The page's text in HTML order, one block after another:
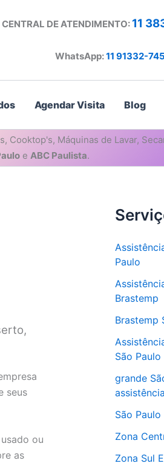
CENTRAL DE ATENDIMENTO: 11
WhatsApp:11 91332-
Agendar Visita Blog
Cooktop's, Máquinas de Lavar,
e ABC Paulista.
seus
ou
as
Paulo
Brastemp
Brastemp
São Paulo
grande
assistência
São
Zona
Zona Sul